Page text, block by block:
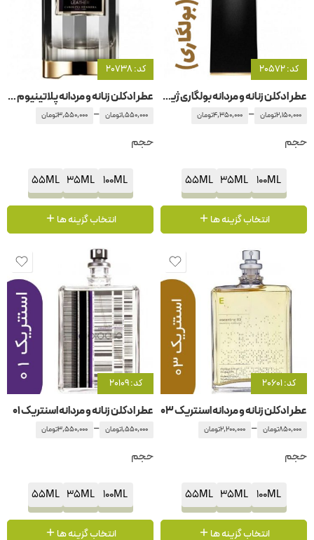
کد: 20572
عطر ادکلن زنانه و مردانه بولگاری ژیان گیان – جیان
2,150,000تومان –
4,350,000تومان
حجم
100ML
35ML
55ML
انتخاب گزینه ها
کد: 20738
عطر ادکلن زنانه و مردانه پلاتینیوم لدر -پلاتونیوم کارولینا هررا
1,550,000تومان –
3,550,000تومان
حجم
100ML
35ML
55ML
انتخاب گزینه ها
کد: 20601
عطر ادکلن زنانه و مردانه اسنتریک ۰۳
850,000تومان –
2,200,000تومان
حجم
100ML
35ML
55ML
انتخاب گزینه ها
کد: 20109
عطر ادکلن زنانه و مردانه اسنتریک ۰۱
1,550,000تومان –
3,550,000تومان
حجم
100ML
35ML
55ML
انتخاب گزینه ها